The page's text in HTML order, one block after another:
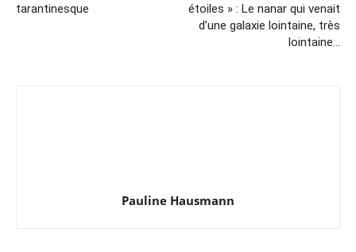
tarantinesque
étoiles » : Le nanar qui venait
d’une galaxie lointaine, très
lointaine…
Pauline Hausmann